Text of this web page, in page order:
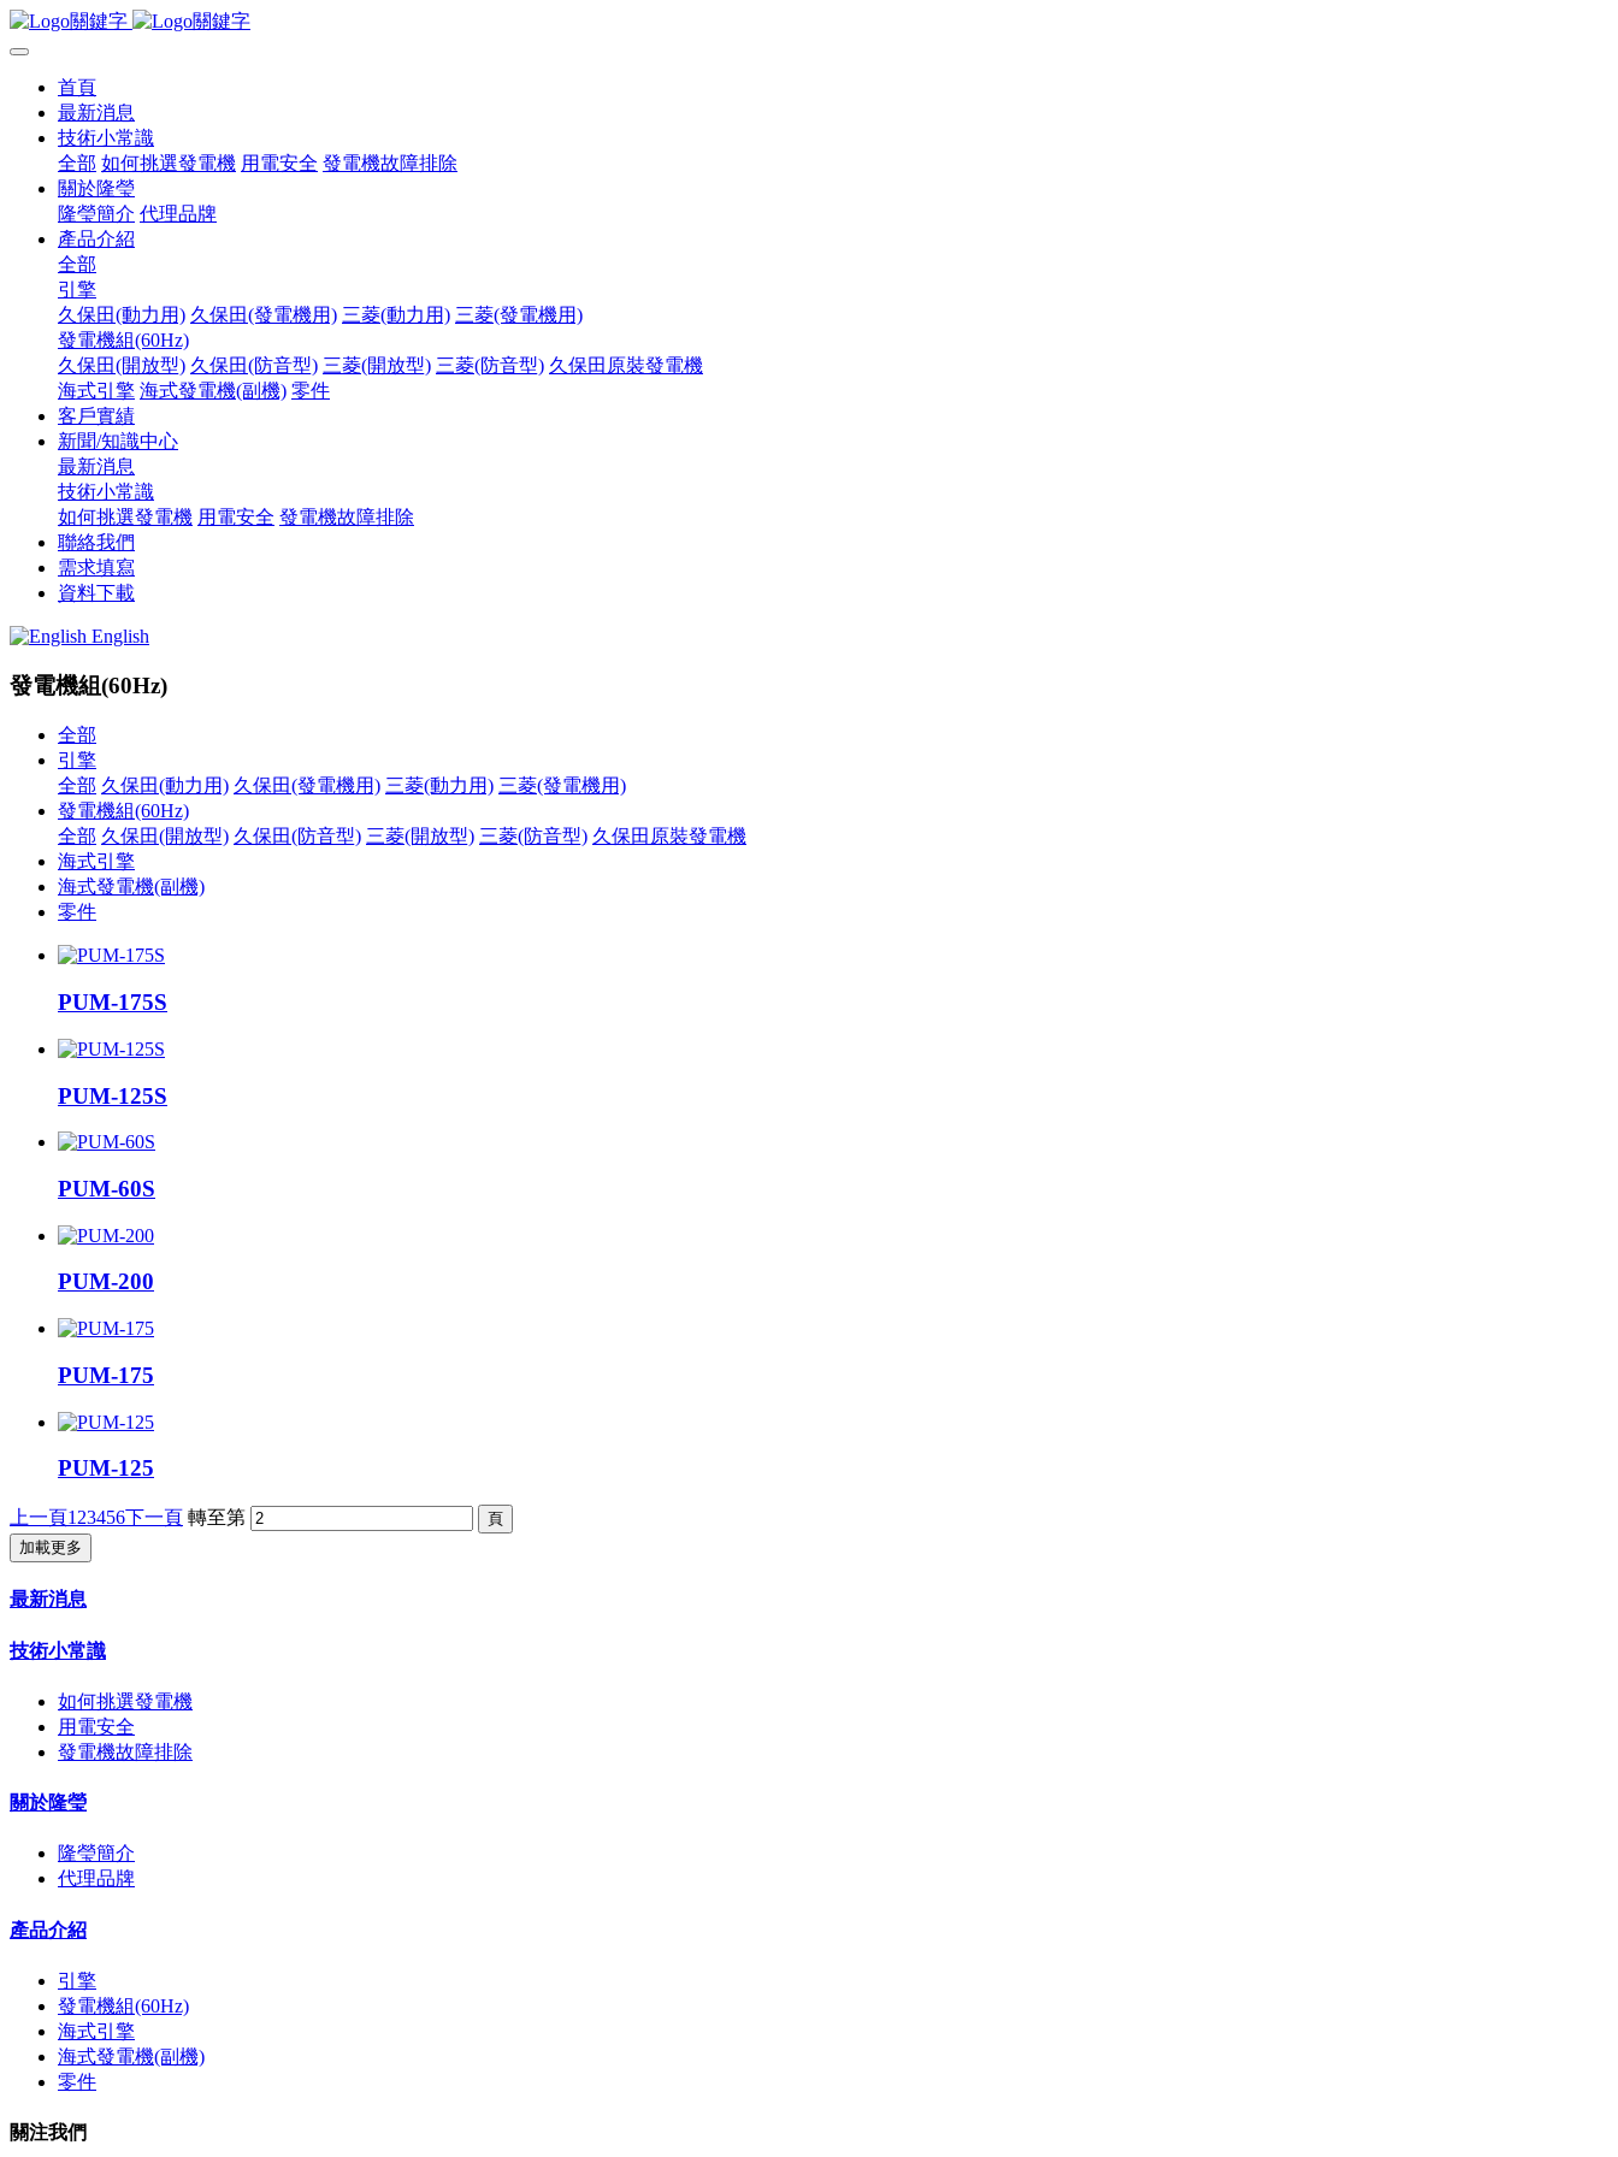
首頁
最新消息
技術小常識
全部 如何挑選發電機 用電安全 發電機故障排除
關於隆瑩
隆瑩簡介 代理品牌
產品介紹
全部
引擎
久保田(動力用) 久保田(發電機用) 三菱(動力用) 三菱(發電機用)
發電機組(60Hz)
久保田(開放型) 久保田(防音型) 三菱(開放型) 三菱(防音型) 久保田原裝發電機
海式引擎 海式發電機(副機) 零件
客戶實績
新聞/知識中心
最新消息
技術小常識
如何挑選發電機 用電安全 發電機故障排除
聯絡我們
需求填寫
資料下載
English
發電機組(60Hz)
全部
引擎
全部 久保田(動力用) 久保田(發電機用) 三菱(動力用) 三菱(發電機用)
發電機組(60Hz)
全部 久保田(開放型) 久保田(防音型) 三菱(開放型) 三菱(防音型) 久保田原裝發電機
海式引擎
海式發電機(副機)
零件
PUM-175S
PUM-125S
PUM-60S
PUM-200
PUM-175
PUM-125
上一頁1 23456下一頁 轉至第
加載更多
最新消息
技術小常識
如何挑選發電機
用電安全
發電機故障排除
關於隆瑩
隆瑩簡介
代理品牌
產品介紹
引擎
發電機組(60Hz)
海式引擎
海式發電機(副機)
零件
關注我們